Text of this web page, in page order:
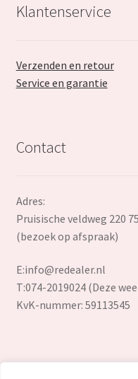
Klantenservice
Verzenden en retour
Service en garantie
Contact
Adres:
Pruisische veldweg 220
(bezoek op afspraak)
E:info@redealer.nl
T:074-2019024 (Deze
KvK-nummer: 59113545